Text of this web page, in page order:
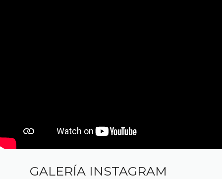
GALERÍA INSTAGRAM